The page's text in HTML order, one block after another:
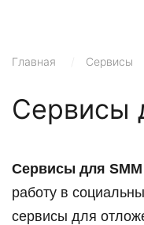
Главная Сервисы
Сервисы
Сервисы для SMM
работу в
сервисы для